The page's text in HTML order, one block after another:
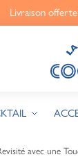
Livraison
avec une